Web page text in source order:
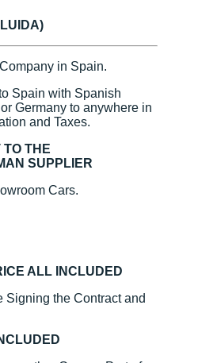
in Spain.
Spain with Spanish
Germany to anywhere in
and Taxes.
THE
SUPPLIER
Cars.
ALL INCLUDED
Signing the Contract and